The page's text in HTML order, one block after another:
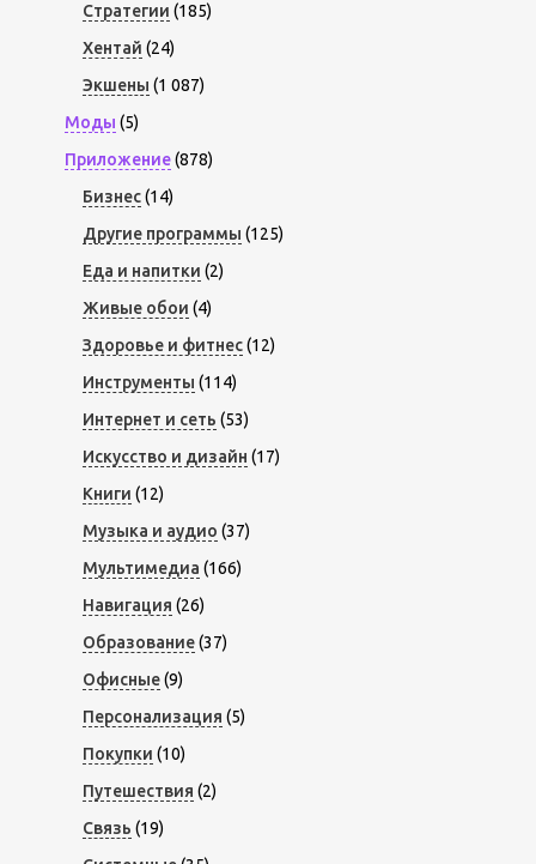
Стратегии (185)
Хентай (24)
Экшены (1 087)
Моды (5)
Приложение(878)
Бизнес(14)
Другие программы (125)
Еда и напитки (2)
Живые обои (4)
Здоровье и фитнес(12)
Инструменты (114)
Интернет и сеть (53)
Искусство и дизайн (17)
Книги (12)
Музыка и аудио (37)
Мультимедиа (166)
Навигация (26)
Образование(37)
Офисные(9)
Персонализация (5)
Покупки (10)
Путешествия (2)
Связь (19)